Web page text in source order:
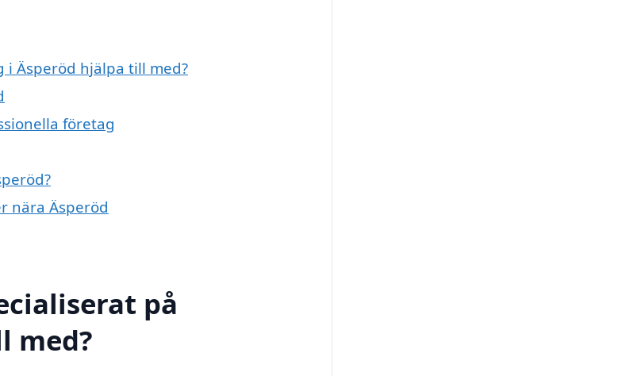
i Äsperöd hjälpa till med?
företag
nära Äsperöd
på
med?